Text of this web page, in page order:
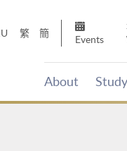
繁 簡
Events
About Study